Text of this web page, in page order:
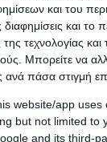
και του
διαφημίσεις και
τεχνολογίας
Μπορείτε να
πάσα στιγμή
website/app
but not limited to
and its third-
Η ομάδα